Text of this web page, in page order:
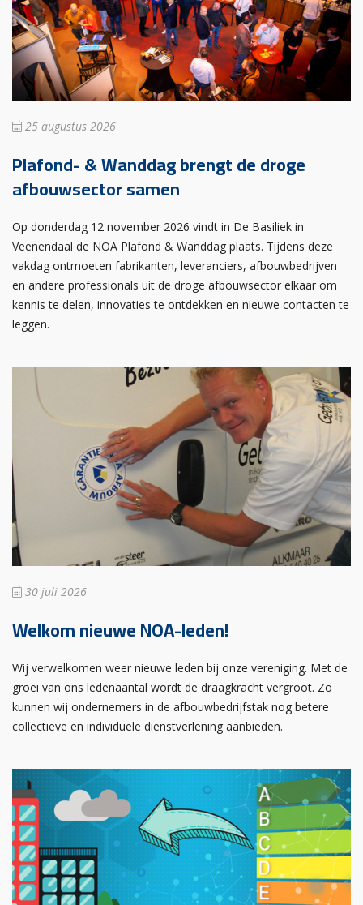
25 augustus 2026
Plafond- & Wanddag brengt de droge
afbouwsector samen
Op donderdag 12 november 2026 vindt in De Basiliek in
Veenendaal de NOA Plafond & Wanddag plaats. Tijdens deze
vakdag ontmoeten fabrikanten, leveranciers, afbouwbedrijven
en andere professionals uit de droge afbouwsector elkaar om
kennis te delen, innovaties te ontdekken en nieuwe contacten te
leggen.
30 juli 2026
Welkom nieuwe NOA-leden!
Wij verwelkomen weer nieuwe leden bij onze vereniging. Met de
groei van ons ledenaantal wordt de draagkracht vergroot. Zo
kunnen wij ondernemers in de afbouwbedrijfstak nog betere
collectieve en individuele dienstverlening aanbieden.